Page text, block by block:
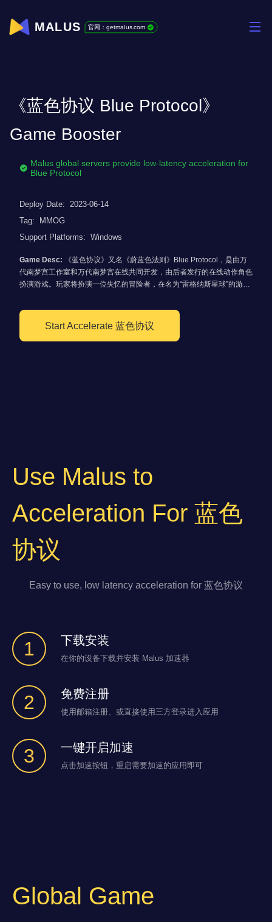
MALUS 官网：getmalus.com
《蓝色协议 Blue Protocol》
Game Booster
Malus global servers provide low-latency acceleration for
Blue Protocol
Deploy Date: 2023-06-14
Tag:
MMOG
Support Platforms: Windows
Game Desc:
《蓝色协议》又名《蔚蓝色法则》Blue Protocol，是由万
代南梦宫工作室和万代南梦宫在线共同开发，由后者发行的在线动作角色
扮演游戏。玩家将扮演一位失忆的冒险者，在名为“雷格纳斯星球”的游戏
行，2023年内由Amazon Games在欧美发行。
Start Accelerate 蓝色协议
Use Malus to
Acceleration For 蓝色
协议
Easy to use, low latency acceleration for 蓝色协议
1 下载安装
在你的设备下载并安装 Malus 加速器
2 免费注册
使用邮箱注册、或直接使用三方登录进入应用
3 一键开启加速
点击加速按钮，重启需要加速的应用即可
Global Game